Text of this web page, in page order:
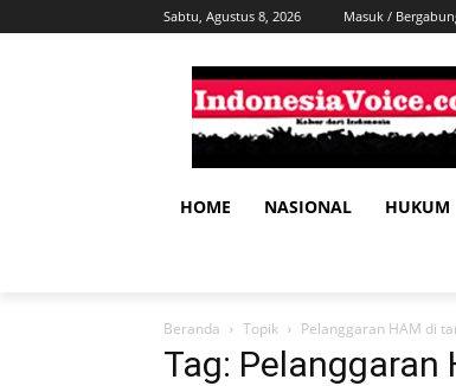
Sabtu, Agustus 8, 2026 Masuk /
HOME NASIONAL HUKUM
Beranda Topik Pelanggaran HAM di
Tag: